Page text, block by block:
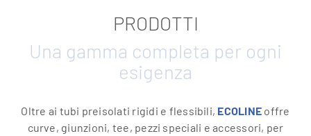
PRODOTTI
Una gamma completa per ogni
esigenza
Oltre ai tubi preisolati rigidi e flessibili, ECOLINE offre
curve, giunzioni, tee, pezzi speciali e accessori, per